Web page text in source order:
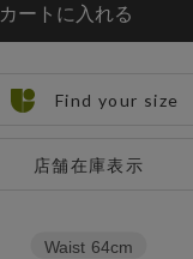
カートに入れる
店舗在庫表示
Find your size
Waist 64cm